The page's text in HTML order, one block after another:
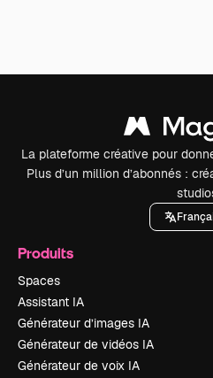
La plateforme créative pour
Plus d’un million d’abonnés :
Produits
Spaces
Assistant IA
Générateur d’images IA
Générateur de vidéos IA
Générateur de voix IA